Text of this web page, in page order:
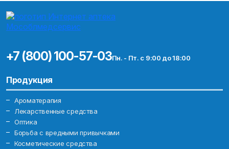
+7 (800) 100-57-03Пн. - Пт. с 9:00 до 18:00
Продукция
Ароматерапия
Лекарственные средства
Оптика
Борьба с вредными привычками
Косметические средства